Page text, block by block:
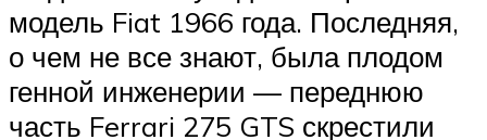
модель Fiat 1966 года. Последняя,
о чем не все знают, была плодом
генной инженерии — переднюю
часть Ferrari 275 GTS скрестили